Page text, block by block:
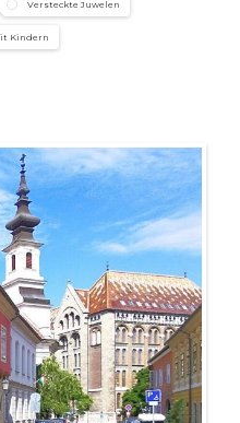
Versteckte Juwelen
Kindern